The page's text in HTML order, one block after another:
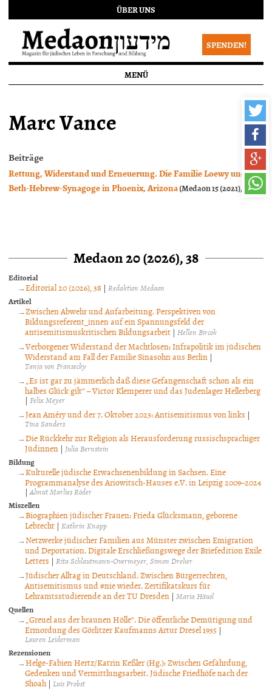
ÜBER UNS
SPENDEN!
MENÜ
Marc Vance
Beiträge
Rettung, Widerstand und Erneuerung. Die Familie Loewy und die
Beth-Hebrew-Synagoge in Phoenix, Arizona(Medaon 15 (2021), 28)
Medaon 20 (2026), 38
Editorial
Editorial 20 (2026), 38 |Redaktion Medaon
Artikel
Zwischen Abwehr und Aufarbeitung. Perspektiven von
Bildungsreferent_innen auf ein Spannungsfeld der
antisemitismuskritischen Bildungsarbeit | Hellen Bircok
Verborgener Widerstand der Machtlosen: Infrapolitik im jüdischen
Widerstand am Fall der Familie Sinasohn aus Berlin |
Tanja von Fransecky
„Es ist gar zu jämmerlich daß diese Gefangenschaft schon als ein
halbes Glück gilt“ – Victor Klemperer und das Judenlager Hellerberg
| Felix Meyer
Jean Améry und der 7. Oktober 2023: Antisemitismus von links |
Tina Sanders
Die Rückkehr zur Religion als Herausforderung russischsprachiger
Jüdinnen | Julia Bernstein
Bildung
Kulturelle jüdische Erwachsenenbildung in Sachsen. Eine
Programmanalyse des Ariowitsch-Hauses e.V. in Leipzig 2009–2024
|Almut Marlies Röder
Miszellen
Biographien jüdischer Frauen: Frieda Glücksmann, geborene
Lebrecht | Kathrin Knapp
Netzwerke jüdischer Familien aus Münster zwischen Emigration
und Deportation. Digitale Erschließungswege der Briefedition Exile
Letters | Rita Schlautmann-Overmeyer Simon Dreher
Jüdischer Alltag in Deutschland. Zwischen Bürgerrechten,
Antisemitismus und #nie wieder. Zertifikatskurs für
Lehramtsstudierende an der TU Dresden | Maria Häusl
Quellen
„Greuel aus der braunen Hölle“. Die öffentliche Demütigung und
Ermordung des Görlitzer Kaufmanns Artur Dresel 1935 |
Lauren Leiderman
Rezensionen
Helge-Fabien Hertz/Katrin Keßler (Hg.): Zwischen Gefährdung,
Gedenken und Vermittlungsarbeit. Jüdische Friedhöfe nach der
Shoah | Luis Probst